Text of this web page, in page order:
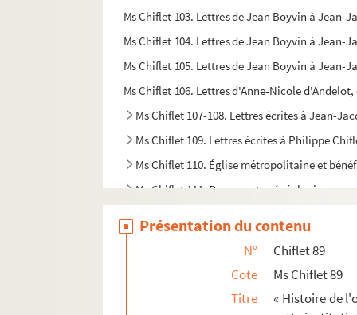
Ms Chiflet 103. Lettres de Jean Boyvin à Jean-
Ms Chiflet 104. Lettres de Jean Boyvin à Jean-
Ms Chiflet 105. Lettres de Jean Boyvin à
Ms Chiflet 106. Lettres d'Anne-Nicole
Ms Chiflet 107-108. Lettres écrites à Jean-
Ms Chiflet 109. Lettres écrites à Philippe
Ms Chiflet 110. Église métropolitaine et
Ms Chiflet 111. Documents généalogiques
Ms Chiflet 115. « Erycii Puteanie pistolarum ad
Présentation du contenu
N°
Chiflet 89
Cote
Ms Chiflet 89
Titre
« Histoire de